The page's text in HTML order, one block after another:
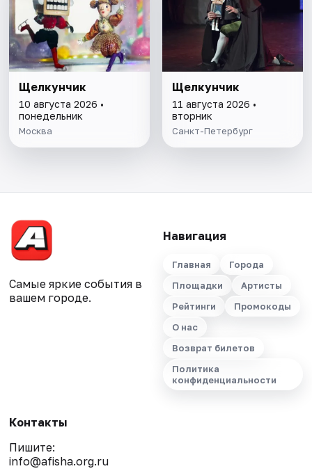
Щелкунчик
10 августа 2026 •
понедельник
Москва
Щелкунчик
11 августа 2026 •
вторник
Санкт-Петербург
Самые яркие события в
вашем городе.
Навигация
Главная
Города
Площадки
Артисты
Рейтинги
Промокоды
О нас
Возврат билетов
Политика
конфиденциальности
Контакты
Пишите:
info@afisha.org.ru